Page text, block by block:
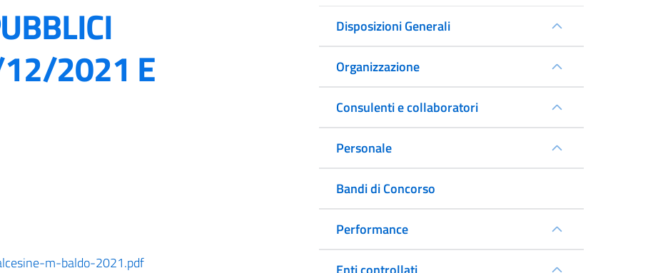
2021 E
m-baldo-2021.pdf
Disposizioni Generali
Organizzazione
Consulenti e collaboratori
Personale
Bandi di Concorso
Performance